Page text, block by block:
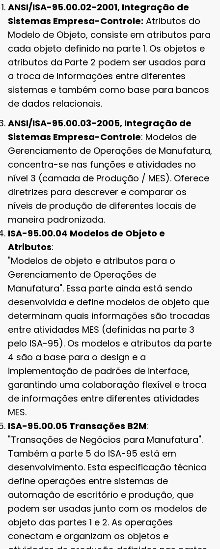
ANSI/ISA-95.00.02-2001, Integração de
Sistemas Empresa-Controle: Atributos do
Modelo de Objeto, consiste em atributos para
cada objeto definido na parte 1. Os objetos e
atributos da Parte 2 podem ser usados para
a troca de informações entre diferentes
sistemas e também como base para bancos
de dados relacionais.
ANSI/ISA-95.00.03-2005, Integração de
Sistemas Empresa-Controle: Modelos de
Gerenciamento de Operações de Manufatura,
concentra-se nas funções e atividades no
nível 3 (camada de Produção / MES). Oferece
diretrizes para descrever e comparar os
níveis de produção de diferentes locais de
maneira padronizada.
ISA-95.00.04 Modelos de Objeto e
Atributos:
"Modelos de objeto e atributos para o
Gerenciamento de Operações de
Manufatura". Essa parte ainda está sendo
desenvolvida e define modelos de objeto que
determinam quais informações são trocadas
entre atividades MES (definidas na parte 3
pelo ISA-95). Os modelos e atributos da parte
4 são a base para o design e a
implementação de padrões de interface,
garantindo uma colaboração flexível e troca
de informações entre diferentes atividades
MES.
ISA-95.00.05 Transações B2M:
"Transações de Negócios para Manufatura".
Também a parte 5 do ISA-95 está em
desenvolvimento. Esta especificação técnica
define operações entre sistemas de
automação de escritório e produção, que
podem ser usadas junto com os modelos de
objeto das partes 1 e 2. As operações
conectam e organizam os objetos e